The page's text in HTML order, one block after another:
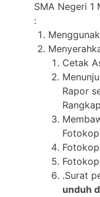
SMA Negeri 1
:
Cetak
Rapor
.Surat
unduh